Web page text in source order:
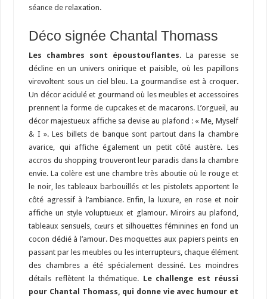
séance de relaxation.
Déco signée Chantal Thomass
Les chambres sont époustouflantes. La paresse se
décline en un univers onirique et paisible, où les papillons
virevoltent sous un ciel bleu. La gourmandise est à croquer.
Un décor acidulé et gourmand où les meubles et accessoires
prennent la forme de cupcakes et de macarons. L’orgueil, au
décor majestueux affiche sa devise au plafond : « Me, Myself
& I ». Les billets de banque sont partout dans la chambre
avarice, qui affiche également un petit côté austère. Les
accros du shopping trouveront leur paradis dans la chambre
envie. La colère est une chambre très aboutie où le rouge et
le noir, les tableaux barbouillés et les pistolets apportent le
côté agressif à l’ambiance. Enfin, la luxure, en rose et noir
affiche un style voluptueux et glamour. Miroirs au plafond,
tableaux sensuels, cœurs et silhouettes féminines en fond un
cocon dédié à l’amour. Des moquettes aux papiers peints en
passant par les meubles ou les interrupteurs, chaque élément
des chambres a été spécialement dessiné. Les moindres
détails reflètent la thématique. Le challenge est réussi
pour Chantal Thomass, qui donne vie avec humour et